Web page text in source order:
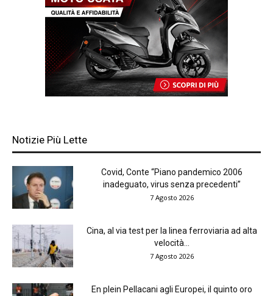
Notizie Più Lette
Covid, Conte “Piano pandemico 2006
inadeguato, virus senza precedenti”
7 Agosto 2026
Cina, al via test per la linea ferroviaria ad alta
velocità...
7 Agosto 2026
En plein Pellacani agli Europei, il quinto oro